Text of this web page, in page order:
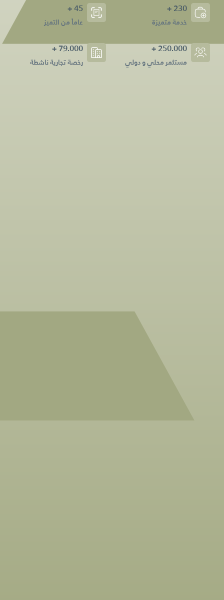
230 +
خدمة متميزة
45 +
عاماً من التميز
250.000 +
مستثمر محلي و دولي
79.000 +
رخصة تجارية ناشطة